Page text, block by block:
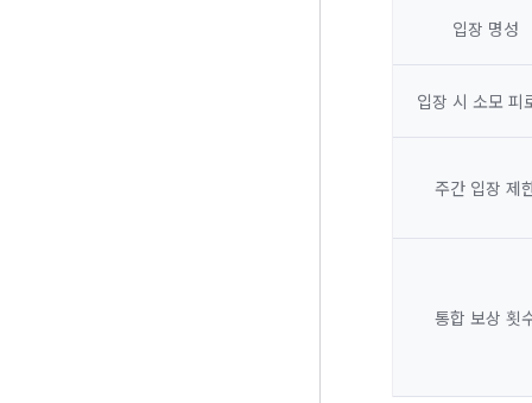
입장 명성
입장 시 소모 피
주간 입장 제
통합 보상 횟